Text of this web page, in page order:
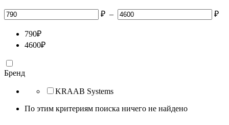
₽ – ₽
790₽
4600₽
Бренд
KRAAB Systems
По этим критериям поиска ничего не найдено